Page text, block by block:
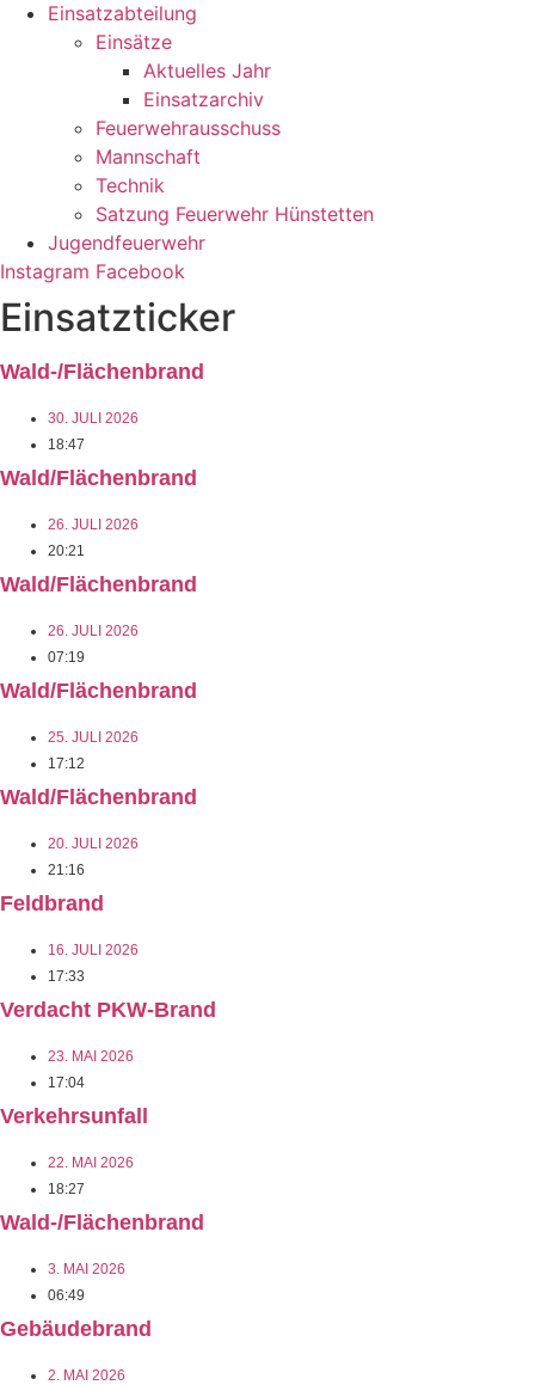
Einsatzabteilung
Einsätze
Aktuelles Jahr
Einsatzarchiv
Feuerwehrausschuss
Mannschaft
Technik
Satzung Feuerwehr Hünstetten
Jugendfeuerwehr
Instagram Facebook
Einsatzticker
Wald-/Flächenbrand
30. JULI 2026
18:47
Wald/Flächenbrand
26. JULI 2026
20:21
Wald/Flächenbrand
26. JULI 2026
07:19
Wald/Flächenbrand
25. JULI 2026
17:12
Wald/Flächenbrand
20. JULI 2026
21:16
Feldbrand
16. JULI 2026
17:33
Verdacht PKW-Brand
23. MAI 2026
17:04
Verkehrsunfall
22. MAI 2026
18:27
Wald-/Flächenbrand
3. MAI 2026
06:49
Gebäudebrand
2. MAI 2026